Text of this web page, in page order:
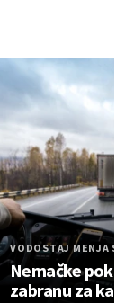
VODOSTAJ MENJA
Nemačke
zabranu za